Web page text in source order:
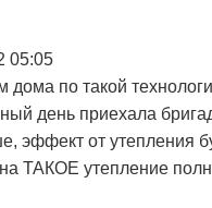
05:05
по такой
день приехала
эффект от утепления
ТАКОЕ утепление